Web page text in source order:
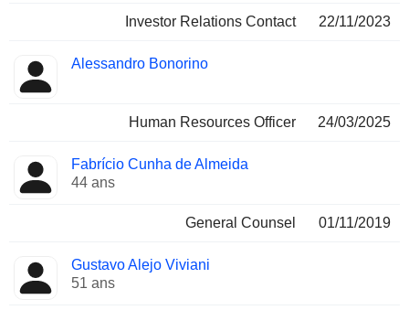
Investor Relations Contact 22/11/2023
Alessandro Bonorino
Human Resources Officer 24/03/2025
Fabrício Cunha de Almeida
44 ans
General Counsel 01/11/2019
Gustavo Alejo Viviani
51 ans